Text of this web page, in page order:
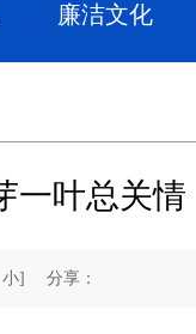
廉洁文化
一叶总关情
小] 分享：